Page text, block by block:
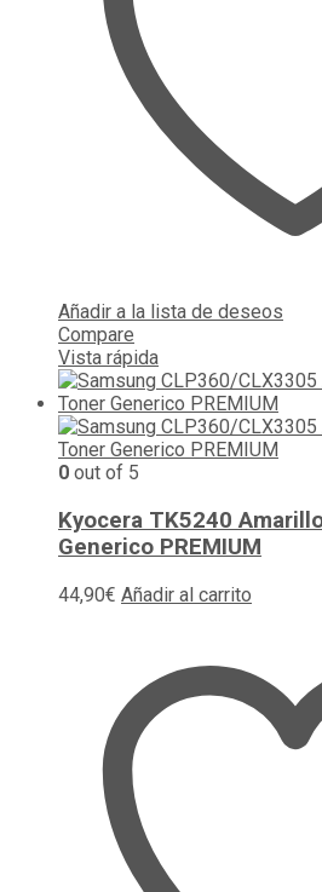
Añadir a la lista de deseos
Compare
Vista rápida
0 out of 5
Kyocera TK5240
Generico PREMIUM
44,90€ Añadir al carrito